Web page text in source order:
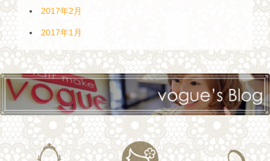
2017年2月
2017年1月